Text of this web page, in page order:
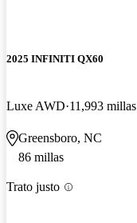
2025 INFINITI QX60
Luxe AWD 11,993 millas
Greensboro, NC
86 millas
Trato justo